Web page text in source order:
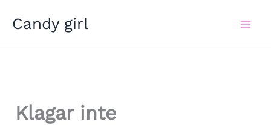
Candy girl
Klagar inte